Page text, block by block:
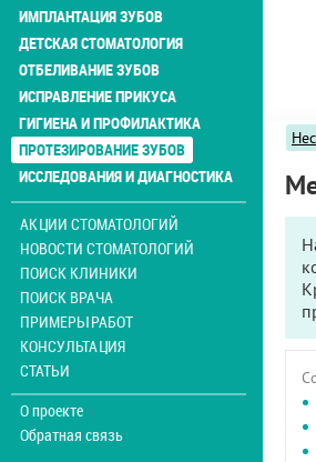
ИМПЛАНТАЦИЯ ЗУБОВ
ДЕТСКАЯ СТОМАТОЛОГИЯ
ОТБЕЛИВАНИЕ ЗУБОВ
ИСПРАВЛЕНИЕ ПРИКУСА
ГИГИЕНА И ПРОФИЛАКТИКА
ПРОТЕЗИРОВАНИЕ ЗУБОВ
ИССЛЕДОВАНИЯ И ДИАГНОСТИКА
АКЦИИ СТОМАТОЛОГИЙ
НОВОСТИ СТОМАТОЛОГИЙ
ПОИСК КЛИНИКИ
ПОИСК ВРАЧА
ПРИМЕРЫ РАБОТ
КОНСУЛЬТАЦИЯ
СТАТЬИ
О проекте
Обратная связь